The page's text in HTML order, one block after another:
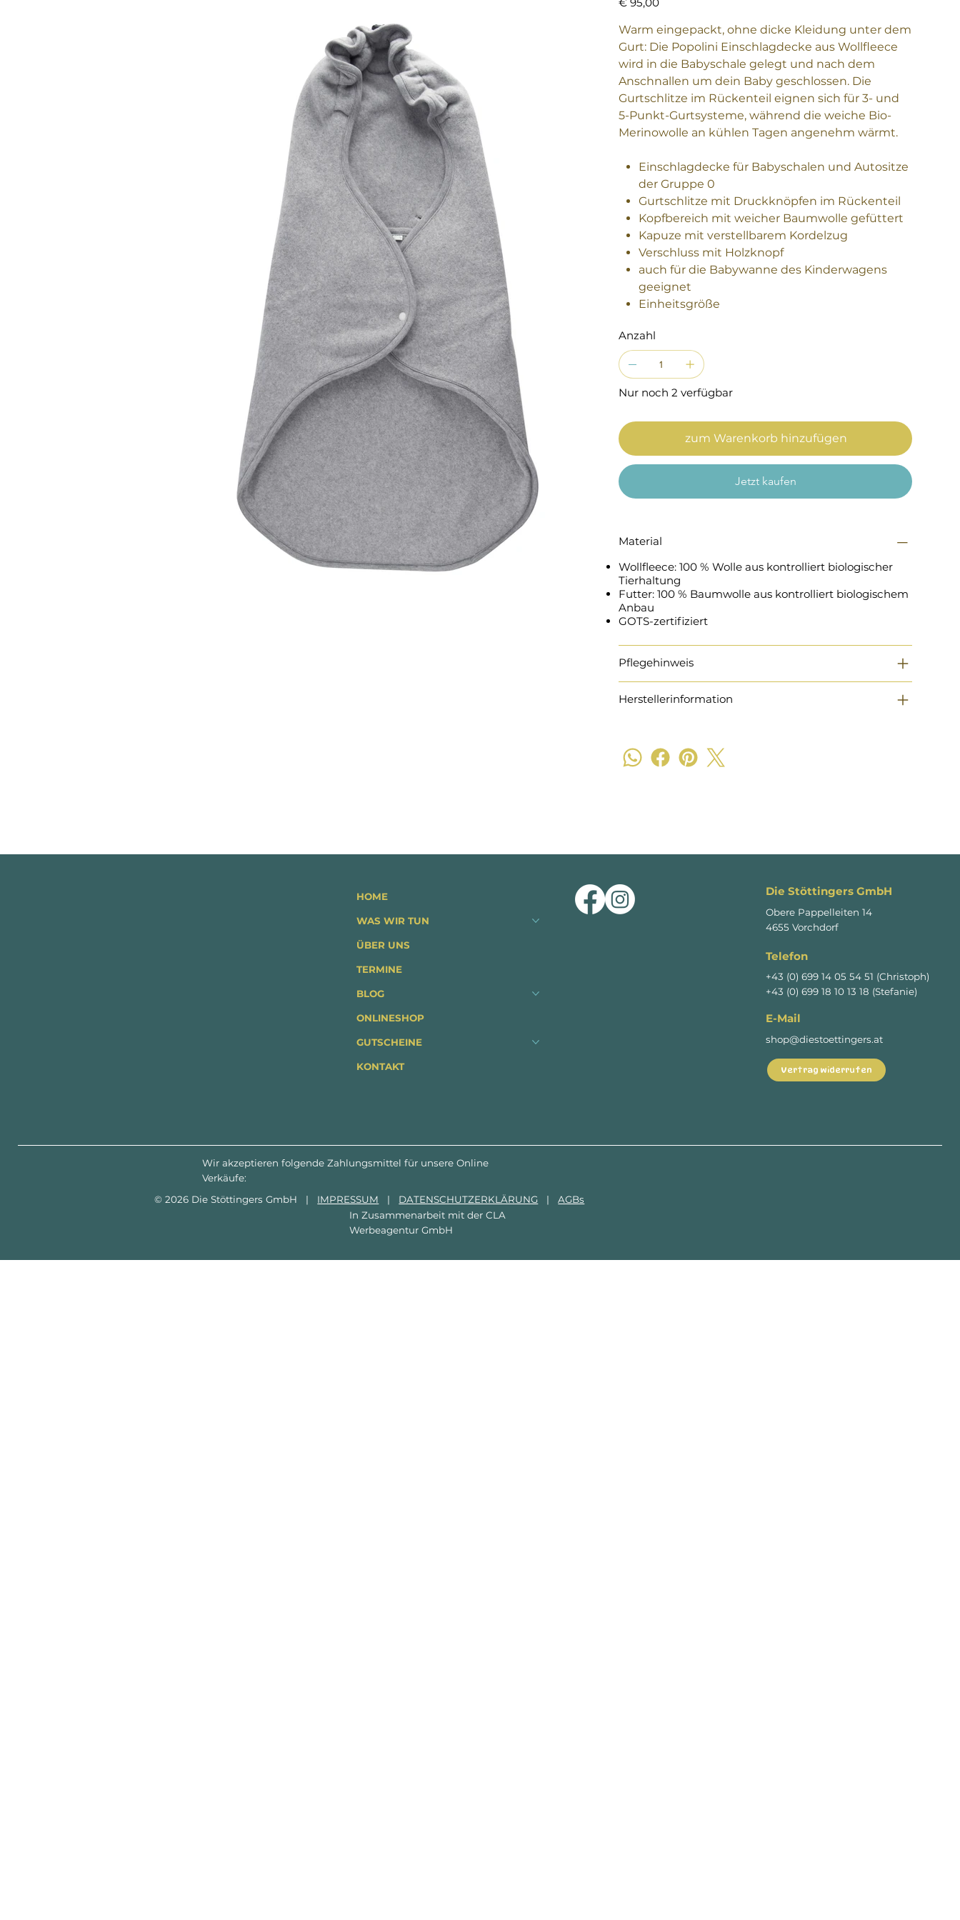
€ 95,00
Warm eingepackt, ohne dicke Kleidung unter dem
Gurt: Die Popolini Einschlagdecke aus Wollfleece
wird in die Babyschale gelegt und nach dem
Anschnallen um dein Baby geschlossen. Die
Gurtschlitze im Rückenteil eignen sich für 3- und
5-Punkt-Gurtsysteme, während die weiche Bio-
Merinowolle an kühlen Tagen angenehm wärmt.
Einschlagdecke für Babyschalen und Autositze
der Gruppe 0
Gurtschlitze mit Druckknöpfen im Rückenteil
Kopfbereich mit weicher Baumwolle gefüttert
Kapuze mit verstellbarem Kordelzug
Verschluss mit Holzknopf
auch für die Babywanne des Kinderwagens
geeignet
Einheitsgröße
Anzahl
Nur noch 2 verfügbar
zum Warenkorb hinzufügen
Jetzt kaufen
Material
Wollfleece: 100 % Wolle aus kontrolliert biologischer
Tierhaltung
Futter: 100 % Baumwolle aus kontrolliert biologischem
Anbau
GOTS-zertifiziert
Pflegehinweis
Herstellerinformation
HOME
WAS WIR TUN
ÜBER UNS
TERMINE
BLOG
ONLINESHOP
GUTSCHEINE
KONTAKT
Die Stöttingers GmbH
Obere Pappelleiten 14
4655 Vorchdorf
Telefon
+43 (0) 699 14 05 54 51 (Christoph)
+43 (0) 699 18 10 13 18 (Stefanie)
E-Mail
shop@diestoettingers.at
Vertrag widerrufen
Wir akzeptieren folgende Zahlungsmittel für unsere Online
Verkäufe:
© 2026 Die Stöttingers GmbH | IMPRESSUM | DATENSCHUTZERKLÄRUNG |AGBs
In Zusammenarbeit mit derCLA
Werbeagentur GmbH